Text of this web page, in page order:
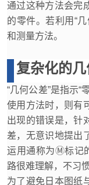
通过这种方法会完
的零件。若利用“
和测量方法。
复杂化的
“几何公差”是指示“
使用方法时，则有
出现的错误是，针
差，无意识地提出
运用通称为Ⓜ标记
路很难理解，不习
为了避免日本图纸